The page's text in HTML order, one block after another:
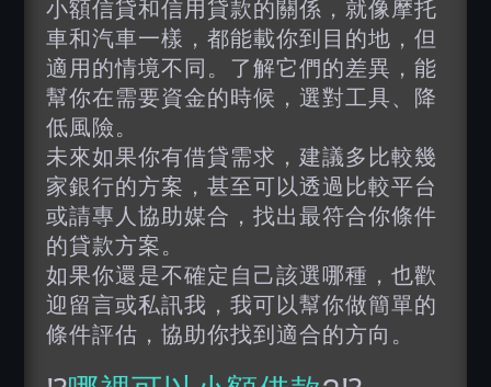
小額信貸和信用貸款的關係，就像摩托
車和汽車一樣，都能載你到目的地，但
適用的情境不同。了解它們的差異，能
幫你在需要資金的時候，選對工具、降
低風險。
未來如果你有借貸需求，建議多比較幾
家銀行的方案，甚至可以透過比較平台
或請專人協助媒合，找出最符合你條件
的貸款方案。
如果你還是不確定自己該選哪種，也歡
迎留言或私訊我，我可以幫你做簡單的
條件評估，協助你找到適合的方向。